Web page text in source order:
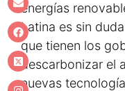
energías
Latina es sin
que tienen los
descarbonizar el
nuevas